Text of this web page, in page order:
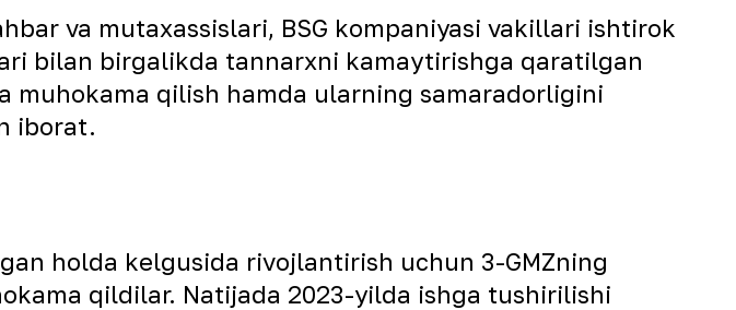
va mutaxassislari, BSG kompaniyasi vakillari ishtirok
bilan birgalikda tannarxni kamaytirishga qaratilgan
muhokama qilish hamda ularning samaradorligini
iborat.
holda kelgusida rivojlantirish uchun 3-GMZning
qildilar. Natijada 2023-yilda ishga tushirilishi